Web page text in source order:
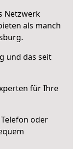
Netzwerk
als manch
und das seit
für Ihre
oder